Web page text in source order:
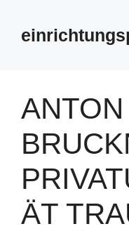
springen
ANTON
ÄT